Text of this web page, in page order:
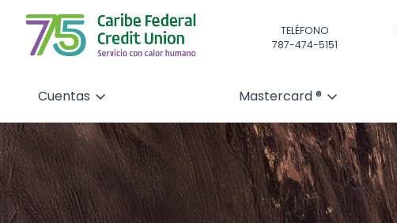
TELÉFONO
787-474-5151
Cuentas Mastercard ®